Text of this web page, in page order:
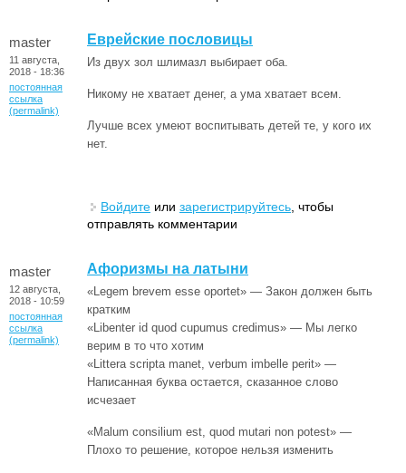
master
11 августа,
2018 - 18:36
постоянная
ссылка
(permalink)
Еврейские пословицы
Из двух зол шлимазл выбирает оба.
Никому не хватает денег, а ума хватает всем.
Лучше всех умеют воспитывать детей те, у кого их
нет.
Войдите или зарегистрируйтесь , чтобы
отправлять комментарии
master
12 августа,
2018 - 10:59
постоянная
ссылка
(permalink)
Афоризмы на латыни
«Legem brevem esse oportet» — Закон должен быть
кратким
«Libenter id quod cupumus credimus» — Мы легко
верим в то что хотим
«Littera scripta manet, verbum imbelle perit» —
Написанная буква остается, сказанное слово
исчезает
«Malum consilium est, quod mutari non potest» —
Плохо то решение, которое нельзя изменить